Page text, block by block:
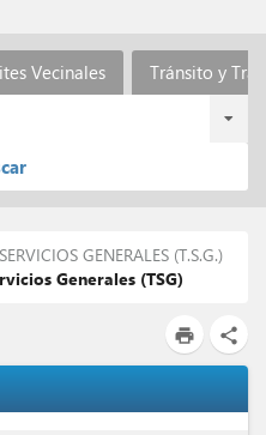
Vecinales Tránsito y
GENERALES (T.S.G.)
Generales (TSG)
print share